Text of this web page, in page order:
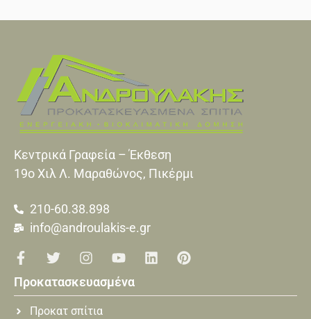
Κεντρικά Γραφεία – Έκθεση
19o Xιλ Λ. Μαραθώνος, Πικέρμι
210-60.38.898
info@androulakis-e.gr
Προκατασκευασμένα
Προκατ σπίτια